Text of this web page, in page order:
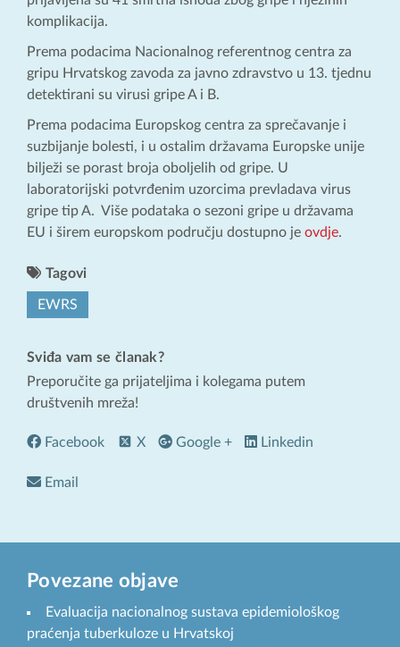
komplikacija.
Prema podacima Nacionalnog referentnog centra za
gripu Hrvatskog zavoda za javno zdravstvo u 13. tjednu
detektirani su virusi gripe A i B.
Prema podacima Europskog centra za sprečavanje i
suzbijanje bolesti, i u ostalim državama Europske unije
bilježi se porast broja oboljelih od gripe. U
laboratorijski potvrđenim uzorcima prevladava virus
gripe tip A. Više podataka o sezoni gripe u državama
EU i širem europskom području dostupno je ovdje.
Tagovi
EWRS
Sviđa vam se članak?
Preporučite ga prijateljima i kolegama putem
društvenih mreža!
Facebook X Google + Linkedin
Email
Povezane objave
Evaluacija nacionalnog sustava epidemiološkog
praćenja tuberkuloze u Hrvatskoj